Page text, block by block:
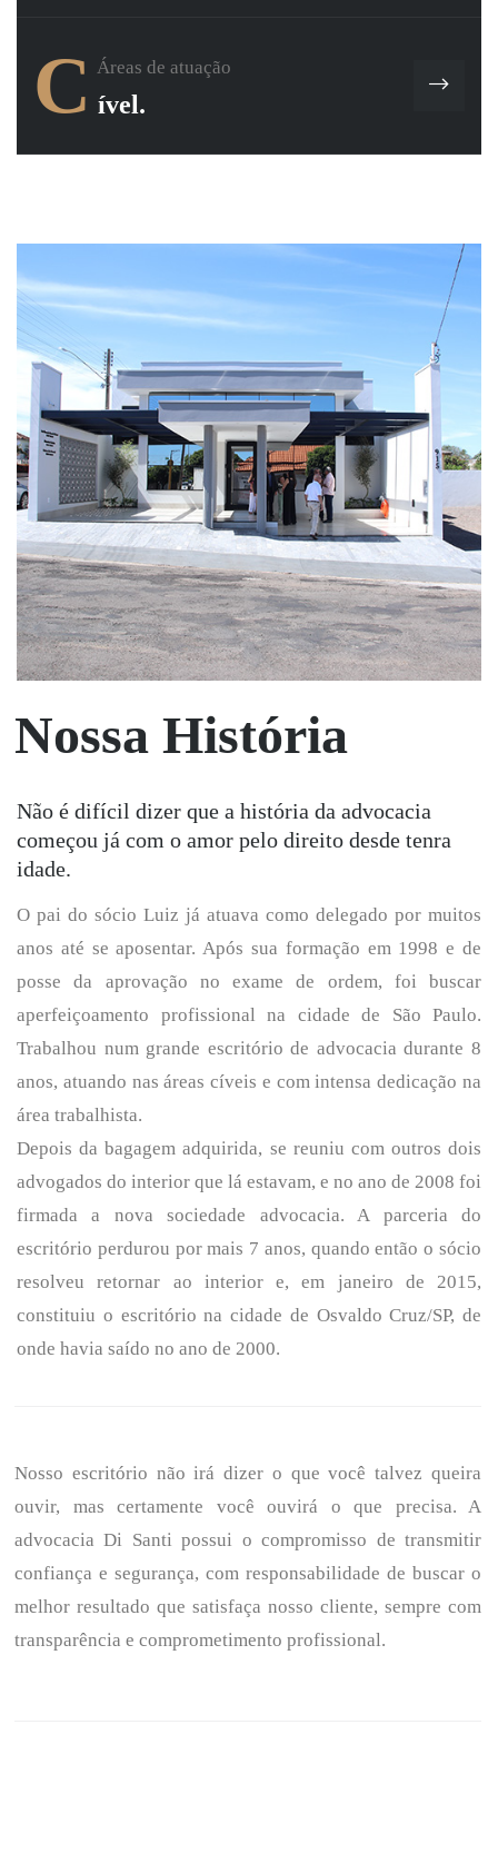
C Áreas de atuação
ível.
Nossa História
Não é difícil dizer que a história da advocacia
começou já com o amor pelo direito desde tenra
idade.
O pai do sócio Luiz já atuava como delegado por muitos
anos até se aposentar. Após sua formação em 1998 e de
posse da aprovação no exame de ordem, foi buscar
aperfeiçoamento profissional na cidade de São Paulo.
Trabalhou num grande escritório de advocacia durante 8
anos, atuando nas áreas cíveis e com intensa dedicação na
área trabalhista.
Depois da bagagem adquirida, se reuniu com outros dois
advogados do interior que lá estavam, e no ano de 2008 foi
firmada a nova sociedade advocacia. A parceria do
escritório perdurou por mais 7 anos, quando então o sócio
resolveu retornar ao interior e, em janeiro de 2015,
constituiu o escritório na cidade de Osvaldo Cruz/SP, de
onde havia saído no ano de 2000.
Nosso escritório não irá dizer o que você talvez queira
ouvir, mas certamente você ouvirá o que precisa. A
advocacia Di Santi possui o compromisso de transmitir
confiança e segurança, com responsabilidade de buscar o
melhor resultado que satisfaça nosso cliente, sempre com
transparência e comprometimento profissional.